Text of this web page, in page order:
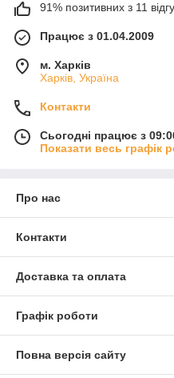
91% позитивних з 11
Працює з 01.04.2009
м. Харків
Харків, Україна
Контакти
Сьогодні працює з
Показати весь графік
Про нас
Контакти
Доставка та оплата
Графік роботи
Повна версія сайту